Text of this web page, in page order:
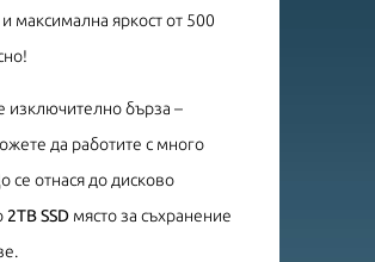
максимална яркост от 500
изключително бърза –
да работите с много
отнася до дисково
2TB SSD място за съхранение